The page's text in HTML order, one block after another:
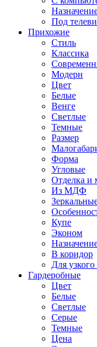
Под
Прихожие
Стиль
Классика
Модерн
Цвет
Белые
Венге
Светлые
Темные
Размер
Форма
Угловые
Отделка и
Из МДФ
Купе
Эконом
В коридор
Для
Гардеробные
Цвет
Белые
Светлые
Серые
Темные
Цена